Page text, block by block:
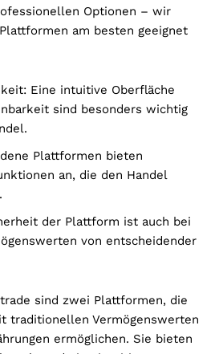
Optionen – wir
am besten geeignet
Eine intuitive Oberfläche
sind besonders wichtig
Plattformen bieten
an, die den Handel
der Plattform ist auch bei
von entscheidender
sind zwei Plattformen, die
traditionellen Vermögenswerten
ermöglichen. Sie bieten